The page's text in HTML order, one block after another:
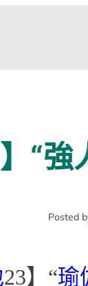
“
Posted
23】 “瑜